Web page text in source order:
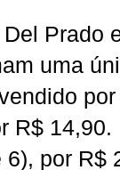
Prado
uma
R$
6), por R$